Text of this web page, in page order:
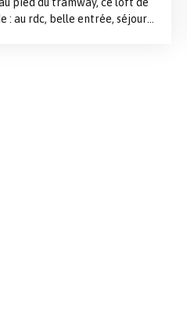
: au rdc, belle entrée, séjour